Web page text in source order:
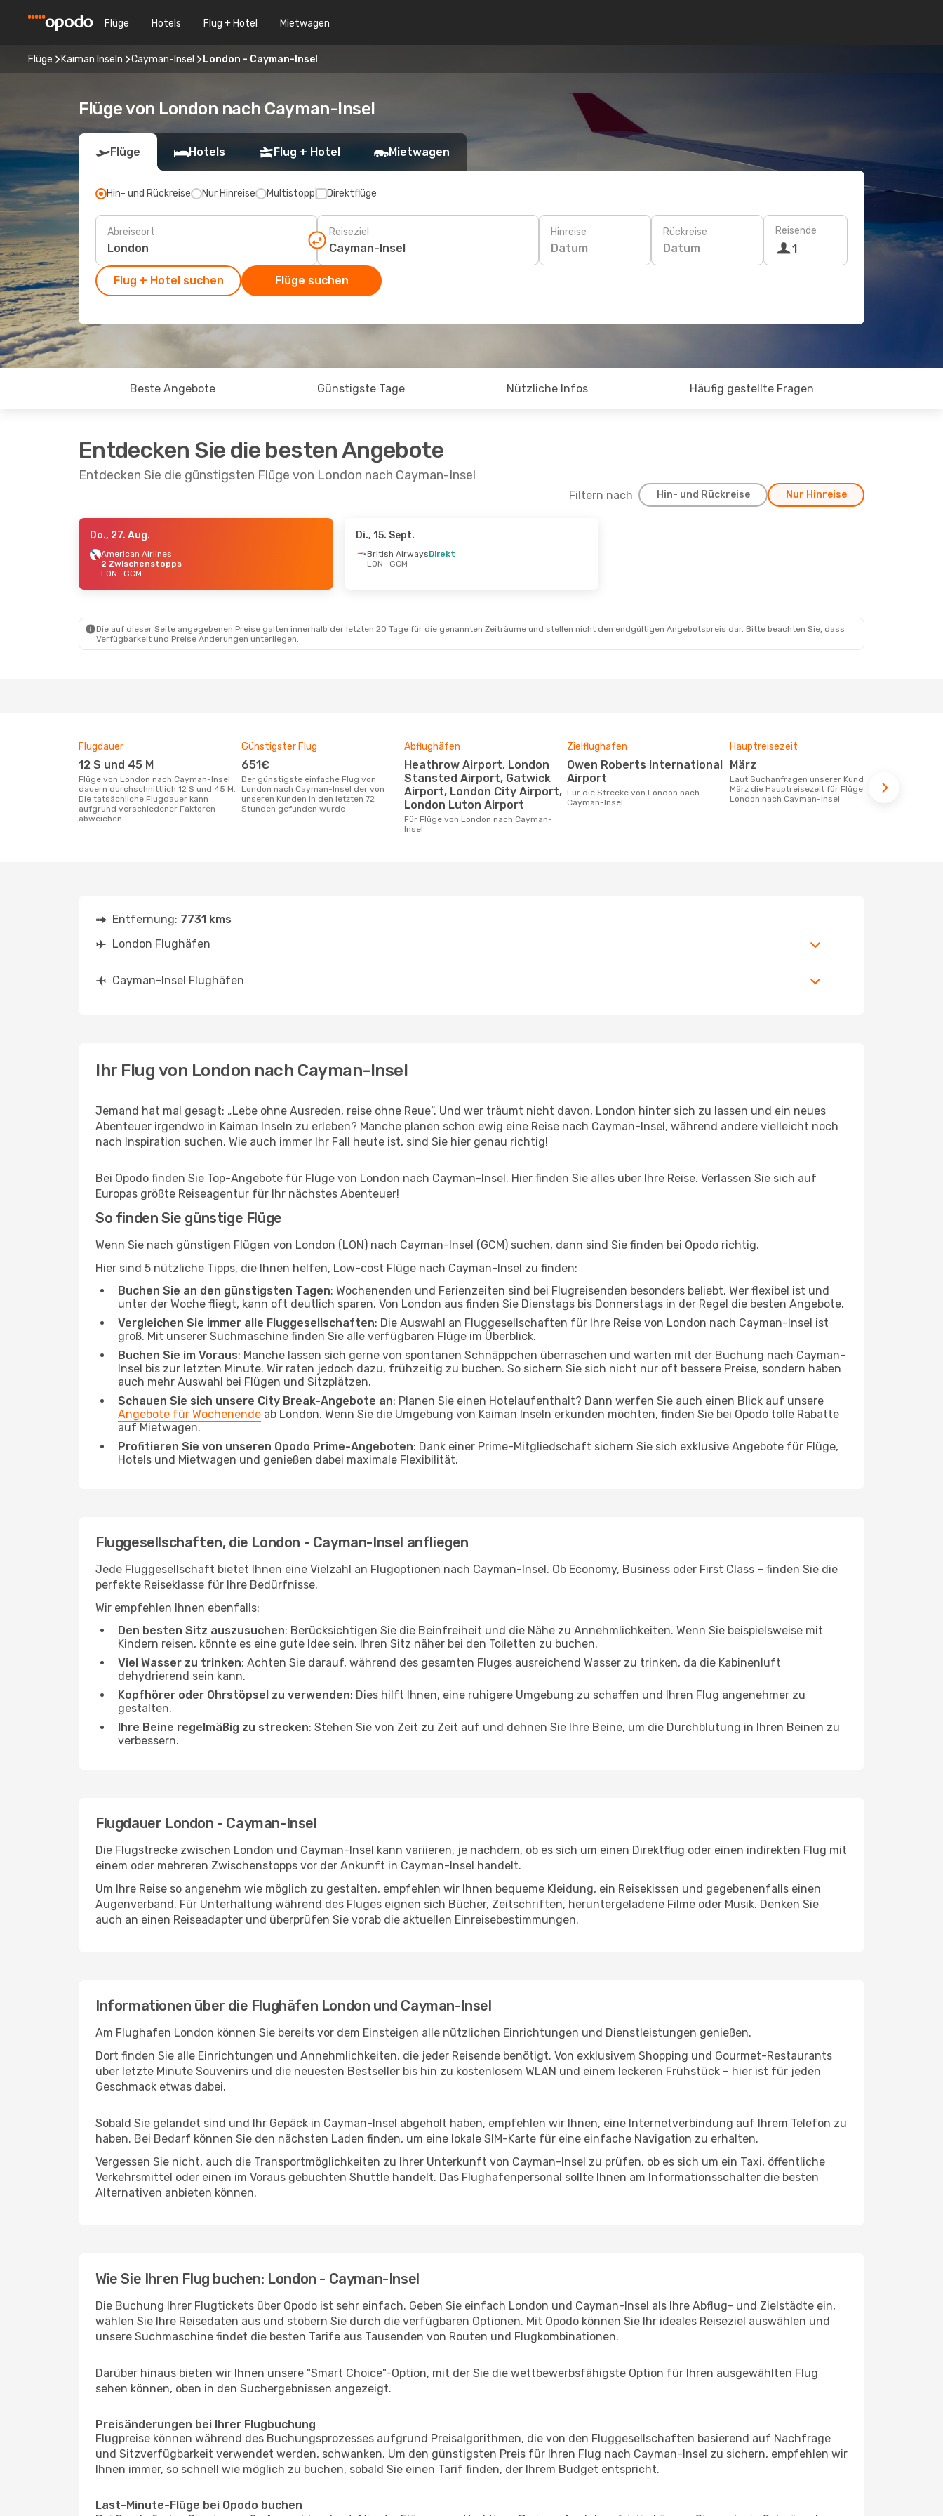
Flüge Hotels Flug + Hotel Mietwagen
Flüge Kaiman Inseln Cayman-Insel London - Cayman-Insel
Flüge von London nach Cayman-Insel
Flüge Hotels Flug + Hotel Mietwagen
Hin- und Rückreise Nur Hinreise Multistopp Direktflüge
Abreiseort Reiseziel Hinreise
Datum
Rückreise
Datum
Reisende
1
Flug + Hotel suchen Flüge suchen
Beste Angebote Günstigste Tage Nützliche Infos Häufig gestellte Fragen
Entdecken Sie die besten Angebote
Entdecken Sie die günstigsten Flüge von London nach Cayman-Insel
Filtern nach Hin- und Rückreise Nur Hinreise
- Do., 17. Sept.
Direkt
British Airways
Do., 27. Aug.
American Airlines
2 Zwischenstopps
LON- GCM
Di., 15. Sept.
British AirwaysDirekt
LON- GCM
Die auf dieser Seite angegebenen Preise galten innerhalb der letzten 20 Tage für die genannten Zeiträume und stellen nicht den endgültigen Angebotspreis dar. Bitte beachten Sie, dass
Verfügbarkeit und Preise Änderungen unterliegen.
Flugdauer
12 S und 45 M
Flüge von London nach Cayman-Insel
dauern durchschnittlich 12 S und 45 M.
Die tatsächliche Flugdauer kann
aufgrund verschiedener Faktoren
abweichen.
Günstigster Flug
651€
Der günstigste einfache Flug von
London nach Cayman-Insel der von
unseren Kunden in den letzten 72
Stunden gefunden wurde
Abflughäfen
Heathrow Airport, London
Stansted Airport, Gatwick
Airport, London City Airport,
London Luton Airport
Für Flüge von London nach Cayman-
Insel
Zielflughafen
Owen Roberts International
Airport
Für die Strecke von London nach
Cayman-Insel
Hauptreisezeit
März
Laut Suchanfragen unserer Kunden ist
März die Hauptreisezeit für Flüge von
London nach Cayman-Insel
Entfernung: 7731 kms
London Flughäfen
Cayman-Insel Flughäfen
Ihr Flug von London nach Cayman-Insel
Jemand hat mal gesagt: „Lebe ohne Ausreden, reise ohne Reue“. Und wer träumt nicht davon, London hinter sich zu lassen und ein neues
Abenteuer irgendwo in Kaiman Inseln zu erleben? Manche planen schon ewig eine Reise nach Cayman-Insel, während andere vielleicht noch
nach Inspiration suchen. Wie auch immer Ihr Fall heute ist, sind Sie hier genau richtig!
Bei Opodo finden Sie Top-Angebote für Flüge von London nach Cayman-Insel. Hier finden Sie alles über Ihre Reise. Verlassen Sie sich auf
Europas größte Reiseagentur für Ihr nächstes Abenteuer!
So finden Sie günstige Flüge
Wenn Sie nach günstigen Flügen von London (LON) nach Cayman-Insel (GCM) suchen, dann sind Sie finden bei Opodo richtig.
Hier sind 5 nützliche Tipps, die Ihnen helfen, Low-cost Flüge nach Cayman-Insel zu finden:
Buchen Sie an den günstigsten Tagen: Wochenenden und Ferienzeiten sind bei Flugreisenden besonders beliebt. Wer flexibel ist und
unter der Woche fliegt, kann oft deutlich sparen. Von London aus finden Sie Dienstags bis Donnerstags in der Regel die besten Angebote.
Vergleichen Sie immer alle Fluggesellschaften: Die Auswahl an Fluggesellschaften für Ihre Reise von London nach Cayman-Insel ist
groß. Mit unserer Suchmaschine finden Sie alle verfügbaren Flüge im Überblick.
Buchen Sie im Voraus: Manche lassen sich gerne von spontanen Schnäppchen überraschen und warten mit der Buchung nach Cayman-
Insel bis zur letzten Minute. Wir raten jedoch dazu, frühzeitig zu buchen. So sichern Sie sich nicht nur oft bessere Preise, sondern haben
auch mehr Auswahl bei Flügen und Sitzplätzen.
Schauen Sie sich unsere City Break-Angebote an: Planen Sie einen Hotelaufenthalt? Dann werfen Sie auch einen Blick auf unsere
Angebote für Wochenende ab London. Wenn Sie die Umgebung von Kaiman Inseln erkunden möchten, finden Sie bei Opodo tolle Rabatte
auf Mietwagen.
Profitieren Sie von unseren Opodo Prime-Angeboten: Dank einer Prime-Mitgliedschaft sichern Sie sich exklusive Angebote für Flüge,
Hotels und Mietwagen und genießen dabei maximale Flexibilität.
Fluggesellschaften, die London - Cayman-Insel anfliegen
Jede Fluggesellschaft bietet Ihnen eine Vielzahl an Flugoptionen nach Cayman-Insel. Ob Economy, Business oder First Class – finden Sie die
perfekte Reiseklasse für Ihre Bedürfnisse.
Wir empfehlen Ihnen ebenfalls:
Den besten Sitz auszusuchen: Berücksichtigen Sie die Beinfreiheit und die Nähe zu Annehmlichkeiten. Wenn Sie beispielsweise mit
Kindern reisen, könnte es eine gute Idee sein, Ihren Sitz näher bei den Toiletten zu buchen.
Viel Wasser zu trinken: Achten Sie darauf, während des gesamten Fluges ausreichend Wasser zu trinken, da die Kabinenluft
dehydrierend sein kann.
Kopfhörer oder Ohrstöpsel zu verwenden: Dies hilft Ihnen, eine ruhigere Umgebung zu schaffen und Ihren Flug angenehmer zu
gestalten.
Ihre Beine regelmäßig zu strecken: Stehen Sie von Zeit zu Zeit auf und dehnen Sie Ihre Beine, um die Durchblutung in Ihren Beinen zu
verbessern.
Flugdauer London - Cayman-Insel
Die Flugstrecke zwischen London und Cayman-Insel kann variieren, je nachdem, ob es sich um einen Direktflug oder einen indirekten Flug mit
einem oder mehreren Zwischenstopps vor der Ankunft in Cayman-Insel handelt.
Um Ihre Reise so angenehm wie möglich zu gestalten, empfehlen wir Ihnen bequeme Kleidung, ein Reisekissen und gegebenenfalls einen
Augenverband. Für Unterhaltung während des Fluges eignen sich Bücher, Zeitschriften, heruntergeladene Filme oder Musik. Denken Sie
auch an einen Reiseadapter und überprüfen Sie vorab die aktuellen Einreisebestimmungen.
Informationen über die Flughäfen London und Cayman-Insel
Am Flughafen London können Sie bereits vor dem Einsteigen alle nützlichen Einrichtungen und Dienstleistungen genießen.
Dort finden Sie alle Einrichtungen und Annehmlichkeiten, die jeder Reisende benötigt. Von exklusivem Shopping und Gourmet-Restaurants
über letzte Minute Souvenirs und die neuesten Bestseller bis hin zu kostenlosem WLAN und einem leckeren Frühstück – hier ist für jeden
Geschmack etwas dabei.
Sobald Sie gelandet sind und Ihr Gepäck in Cayman-Insel abgeholt haben, empfehlen wir Ihnen, eine Internetverbindung auf Ihrem Telefon zu
haben. Bei Bedarf können Sie den nächsten Laden finden, um eine lokale SIM-Karte für eine einfache Navigation zu erhalten.
Vergessen Sie nicht, auch die Transportmöglichkeiten zu Ihrer Unterkunft von Cayman-Insel zu prüfen, ob es sich um ein Taxi, öffentliche
Verkehrsmittel oder einen im Voraus gebuchten Shuttle handelt. Das Flughafenpersonal sollte Ihnen am Informationsschalter die besten
Alternativen anbieten können.
Wie Sie Ihren Flug buchen: London - Cayman-Insel
Die Buchung Ihrer Flugtickets über Opodo ist sehr einfach. Geben Sie einfach London und Cayman-Insel als Ihre Abflug- und Zielstädte ein,
wählen Sie Ihre Reisedaten aus und stöbern Sie durch die verfügbaren Optionen. Mit Opodo können Sie Ihr ideales Reiseziel auswählen und
unsere Suchmaschine findet die besten Tarife aus Tausenden von Routen und Flugkombinationen.
Darüber hinaus bieten wir Ihnen unsere "Smart Choice"-Option, mit der Sie die wettbewerbsfähigste Option für Ihren ausgewählten Flug
sehen können, oben in den Suchergebnissen angezeigt.
Preisänderungen bei Ihrer Flugbuchung
Flugpreise können während des Buchungsprozesses aufgrund Preisalgorithmen, die von den Fluggesellschaften basierend auf Nachfrage
und Sitzverfügbarkeit verwendet werden, schwanken. Um den günstigsten Preis für Ihren Flug nach Cayman-Insel zu sichern, empfehlen wir
Ihnen immer, so schnell wie möglich zu buchen, sobald Sie einen Tarif finden, der Ihrem Budget entspricht.
Last-Minute-Flüge bei Opodo buchen